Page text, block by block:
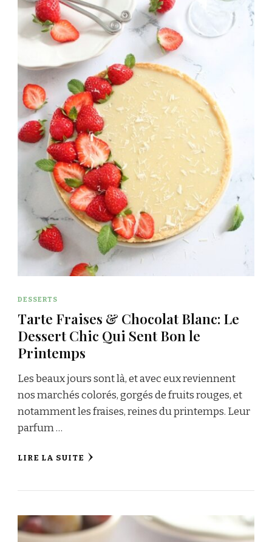
DESSERTS
Tarte Fraises & Chocolat Blanc: Le
Dessert Chic Qui Sent Bon le
Printemps
Les beaux jours sont là, et avec eux reviennent
nos marchés colorés, gorgés de fruits rouges, et
notamment les fraises, reines du printemps. Leur
parfum …
LIRE LA SUITE